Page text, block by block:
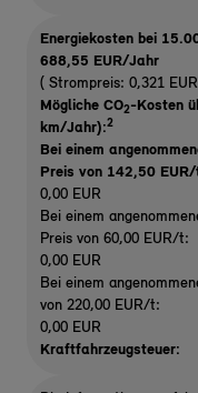
Energiekosten bei
688,55 EUR/Jahr
( Strompreis: 0,321
Mögliche CO2-Kosten
km/Jahr):2
Bei einem
Preis von 142,50
0,00 EUR
Bei einem
Preis von 60,00 EUR/t:
0,00 EUR
Bei einem
von 220,00 EUR/t:
0,00 EUR
Kraftfahrzeugsteuer: